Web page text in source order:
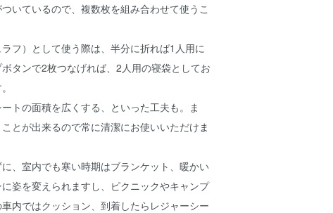
いているので、複数枚を組み合わせて使うこ
フ）として使う際は、半分に折れば1人用に
タンで2枚つなげれば、2人用の寝袋としてお
トの面積を広くする、といった工夫も。ま
とが出来るので常に清潔にお使いいただけま
、室内でも寒い時期はブランケット、暖かい
姿を変えられますし、ピクニックやキャンプ
内ではクッション、到着したらレジャーシー